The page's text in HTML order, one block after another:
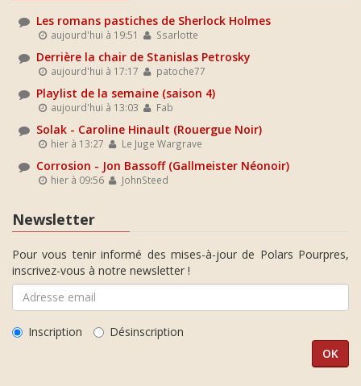
Les romans pastiches de Sherlock Holmes
aujourd'hui à 19:51 Ssarlotte
Derrière la chair de Stanislas Petrosky
aujourd'hui à 17:17 patoche77
Playlist de la semaine (saison 4)
aujourd'hui à 13:03 Fab
Solak - Caroline Hinault (Rouergue Noir)
hier à 13:27 Le Juge Wargrave
Corrosion - Jon Bassoff (Gallmeister Néonoir)
hier à 09:56 JohnSteed
Newsletter
Pour vous tenir informé des mises-à-jour de Polars Pourpres,
inscrivez-vous à notre newsletter !
Inscription Désinscription